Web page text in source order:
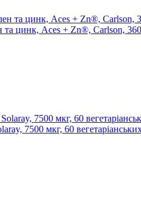
цинк, Aces + Zn®, Carlson,
7500 мкг, 60